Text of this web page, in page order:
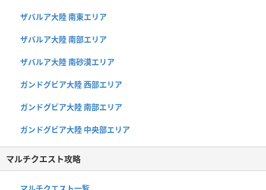
ザバルア大陸 南東エリア
ザバルア大陸 南部エリア
ザバルア大陸 南砂漠エリア
ガンドグビア大陸 西部エリア
ガンドグビア大陸 南部エリア
ガンドグビア大陸 中央部エリア
マルチクエスト攻略